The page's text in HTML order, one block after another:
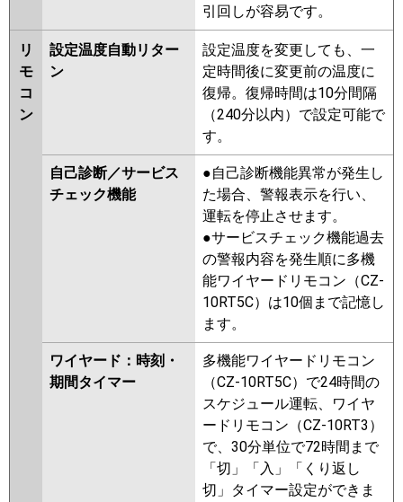
引回しが容易です。
リ
モ
コ
ン
設定温度自動リター
ン
設定温度を変更しても、一
定時間後に変更前の温度に
復帰。復帰時間は10分間隔
（240分以内）で設定可能で
す。
自己診断／サービス
チェック機能
●自己診断機能異常が発生し
た場合、警報表示を行い、
運転を停止させます。
●サービスチェック機能過去
の警報内容を発生順に多機
能ワイヤードリモコン（CZ-
10RT5C）は10個まで記憶し
ます。
ワイヤード：時刻・
期間タイマー
多機能ワイヤードリモコン
（CZ-10RT5C）で24時間の
スケジュール運転、ワイヤ
ードリモコン（CZ-10RT3）
で、30分単位で72時間まで
「切」「入」「くり返し
切」タイマー設定ができま